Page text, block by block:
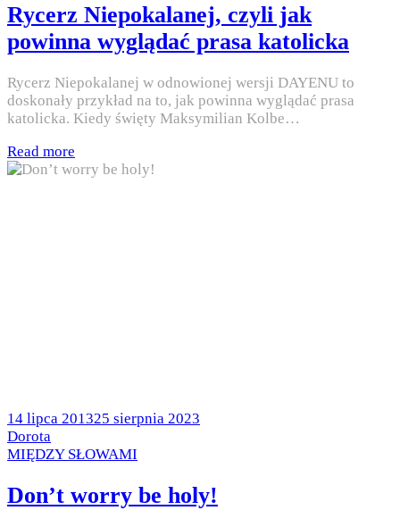
Rycerz Niepokalanej, czyli jak
powinna wyglądać prasa katolicka
Rycerz Niepokalanej w odnowionej wersji DAYENU to
doskonały przykład na to, jak powinna wyglądać prasa
katolicka. Kiedy święty Maksymilian Kolbe…
Read more
Posted
on
14 lipca 201325 sierpnia 2023
by
Dorota
Posted
MIĘDZY SŁOWAMI
Don’t worry be holy!